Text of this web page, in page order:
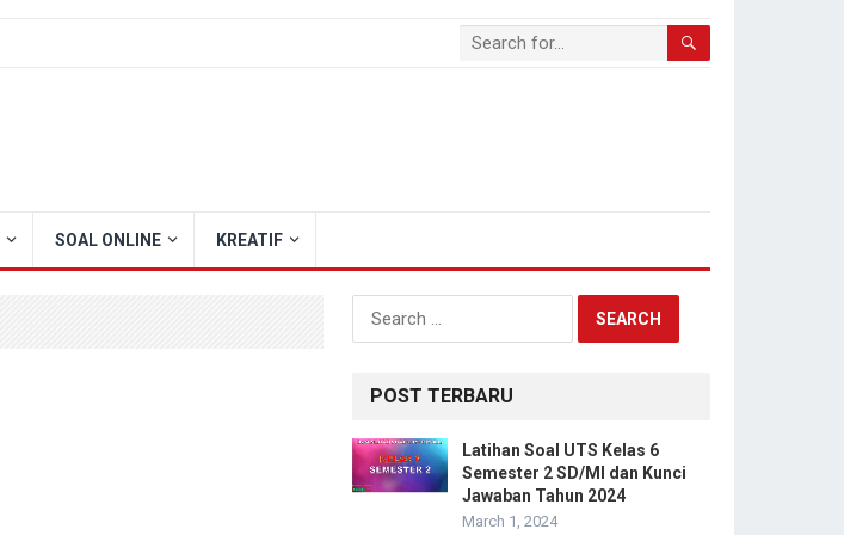
SOAL ONLINE KREATIF
Search
for:
POST TERBARU
Latihan Soal UTS Kelas 6
Semester 2 SD/MI dan Kunci
Jawaban Tahun 2024
March 1, 2024